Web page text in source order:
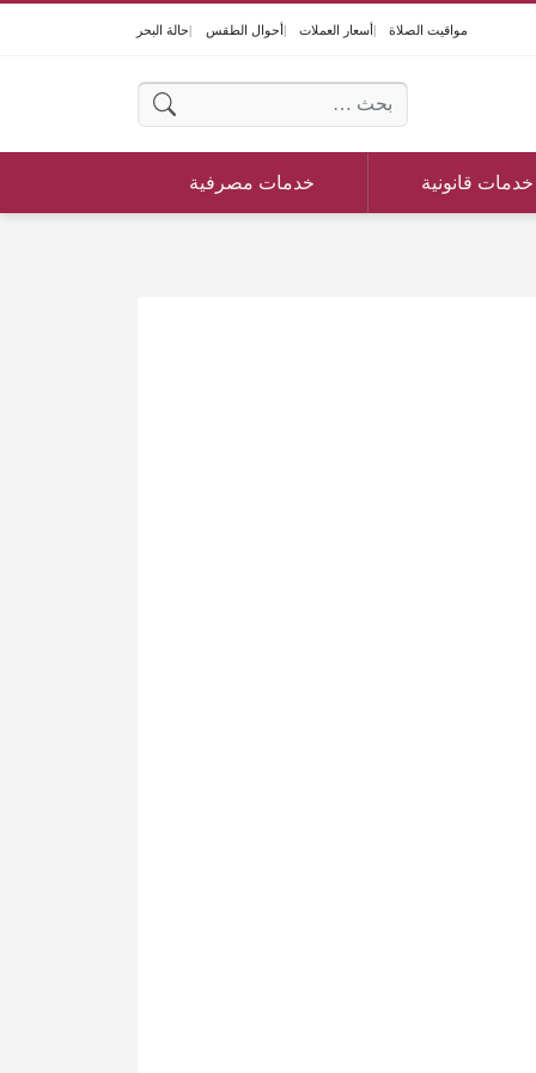
مواقيت الصلاة أسعار العملات أحوال الطقس حالة البحر
البحث عن:
خدمات قانونية خدمات مصرفية